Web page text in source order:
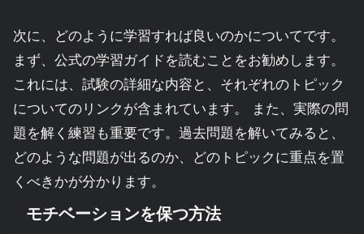
次に、どのように学習すれば良いのかについてです。
まず、公式の学習ガイドを読むことをお勧めします。
これには、試験の詳細な内容と、それぞれのトピック
についてのリンクが含まれています。 また、実際の問
題を解く練習も重要です。過去問題を解いてみると、
どのような問題が出るのか、どのトピックに重点を置
くべきかが分かります。
モチベーションを保つ方法